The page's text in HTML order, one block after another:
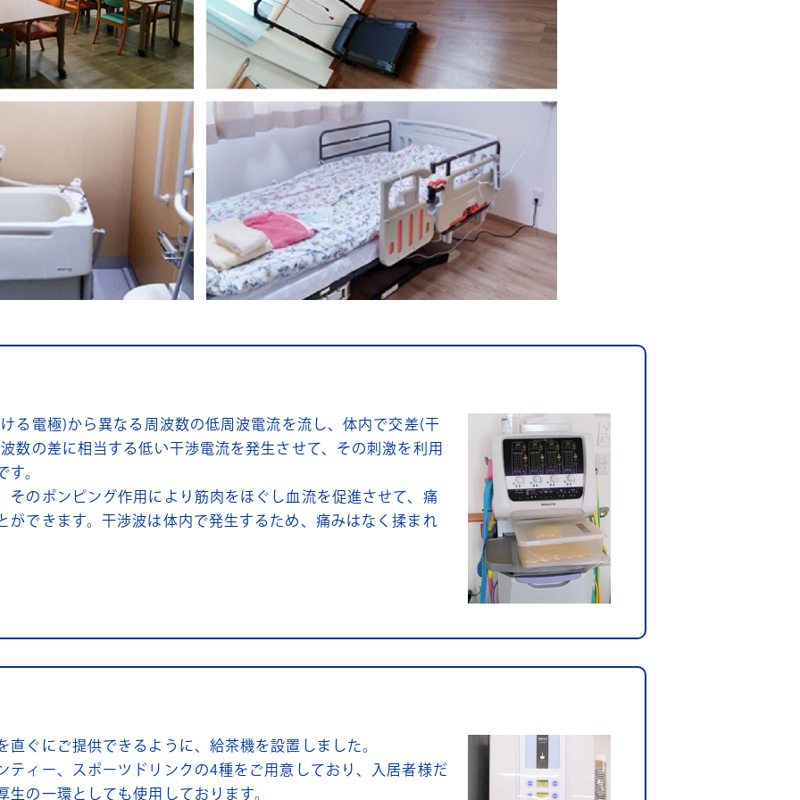
る電極)から異なる周波数の低周波電流を流し、体内で交差(干
数の差に相当する低い干渉電流を発生させて、その刺激を利用
。
そのポンピング作用により筋肉をほぐし血流を促進させて、痛
ができます。干渉波は体内で発生するため、痛みはなく揉まれ
直ぐにご提供できるように、給茶機を設置しました。
ティー、スポーツドリンクの4種をご用意しており、入居者様だ
の一環としても使用しております。